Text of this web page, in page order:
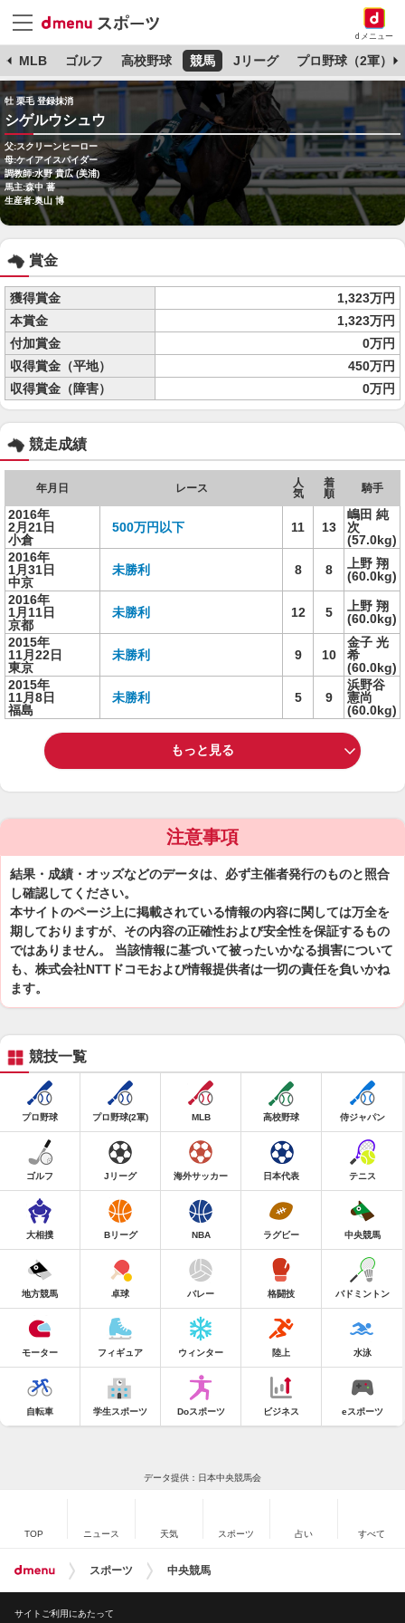
dメニュー
MLB ゴルフ 高校野球 競馬 Jリーグ プロ野球（2軍）
牡 栗毛 登録抹消
シゲルウシュウ
父:スクリーンヒーロー
母:ケイアイスパイダー
調教師:水野 貴広 (美浦)
馬主:森中 蕃
生産者:奥山 博
賞金
獲得賞金
1,323万円
本賞金
1,323万円
付加賞金
0万円
収得賞金（平地）
450万円
収得賞金（障害）
0万円
競走成績
年月日 レース
人
気
着
順
騎手
2016年
2月21日
小倉
500万円以下 11 13
嶋田 純
次
(57.0kg)
2016年
1月31日
中京
未勝利 8 8
上野 翔
(60.0kg)
2016年
1月11日
京都
未勝利 12 5
上野 翔
(60.0kg)
2015年
11月22日
東京
未勝利 9 10
金子 光
希
(60.0kg)
2015年
11月8日
福島
未勝利 5 9
浜野谷
憲尚
(60.0kg)
もっと見る
注意事項
結果・成績・オッズなどのデータは、必ず主催者発行のものと照合
し確認してください。
本サイトのページ上に掲載されている情報の内容に関しては万全を
期しておりますが、その内容の正確性および安全性を保証するもの
ではありません。 当該情報に基づいて被ったいかなる損害について
も、株式会社NTTドコモおよび情報提供者は一切の責任を負いかね
ます。
競技一覧
プロ野球 プロ野球(2軍) MLB 高校野球 侍ジャパン
ゴルフ Jリーグ 海外サッカー 日本代表 テニス
大相撲 Bリーグ NBA ラグビー 中央競馬
地方競馬 卓球 バレー 格闘技 バドミントン
モーター フィギュア ウィンター 陸上 水泳
自転車 学生スポーツ Doスポーツ ビジネス eスポーツ
データ提供：日本中央競馬会
TOP ニュース 天気 スポーツ 占い すべて
スポーツ 中央競馬
サイトご利用にあたって